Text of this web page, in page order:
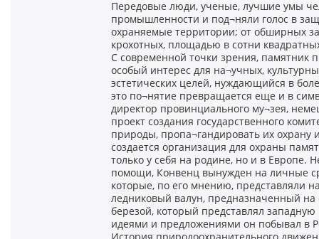
Передовые люди, ученые, лучшие умы
промышленности и под¬няли голос в
охраняемые территории; от обширных
крохотных, площадью в сотни
С современной точки зрения,
особый интерес для на¬учных,
эстетических целей, нуждающийся в
это по¬нятие превращается еще и в
директор провинциального му¬зея,
проект создания государственного
природы, пропа¬гандировать их
создается организация для охраны
только у себя на родине, но и в Европе.
помощи, Конвенц вынужден на личные
которые, по его мнению, представляли
ледниковый валун, предназначенный на
березой, который представлял
идеями и предложениями он побывал в
История природоохранительного